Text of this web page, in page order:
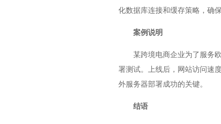
化数据库连接和缓存策略，确
案例说明
某跨境电商企业为了服务
署测试。上线后，网站访问速
外服务器部署成功的关键。
结语